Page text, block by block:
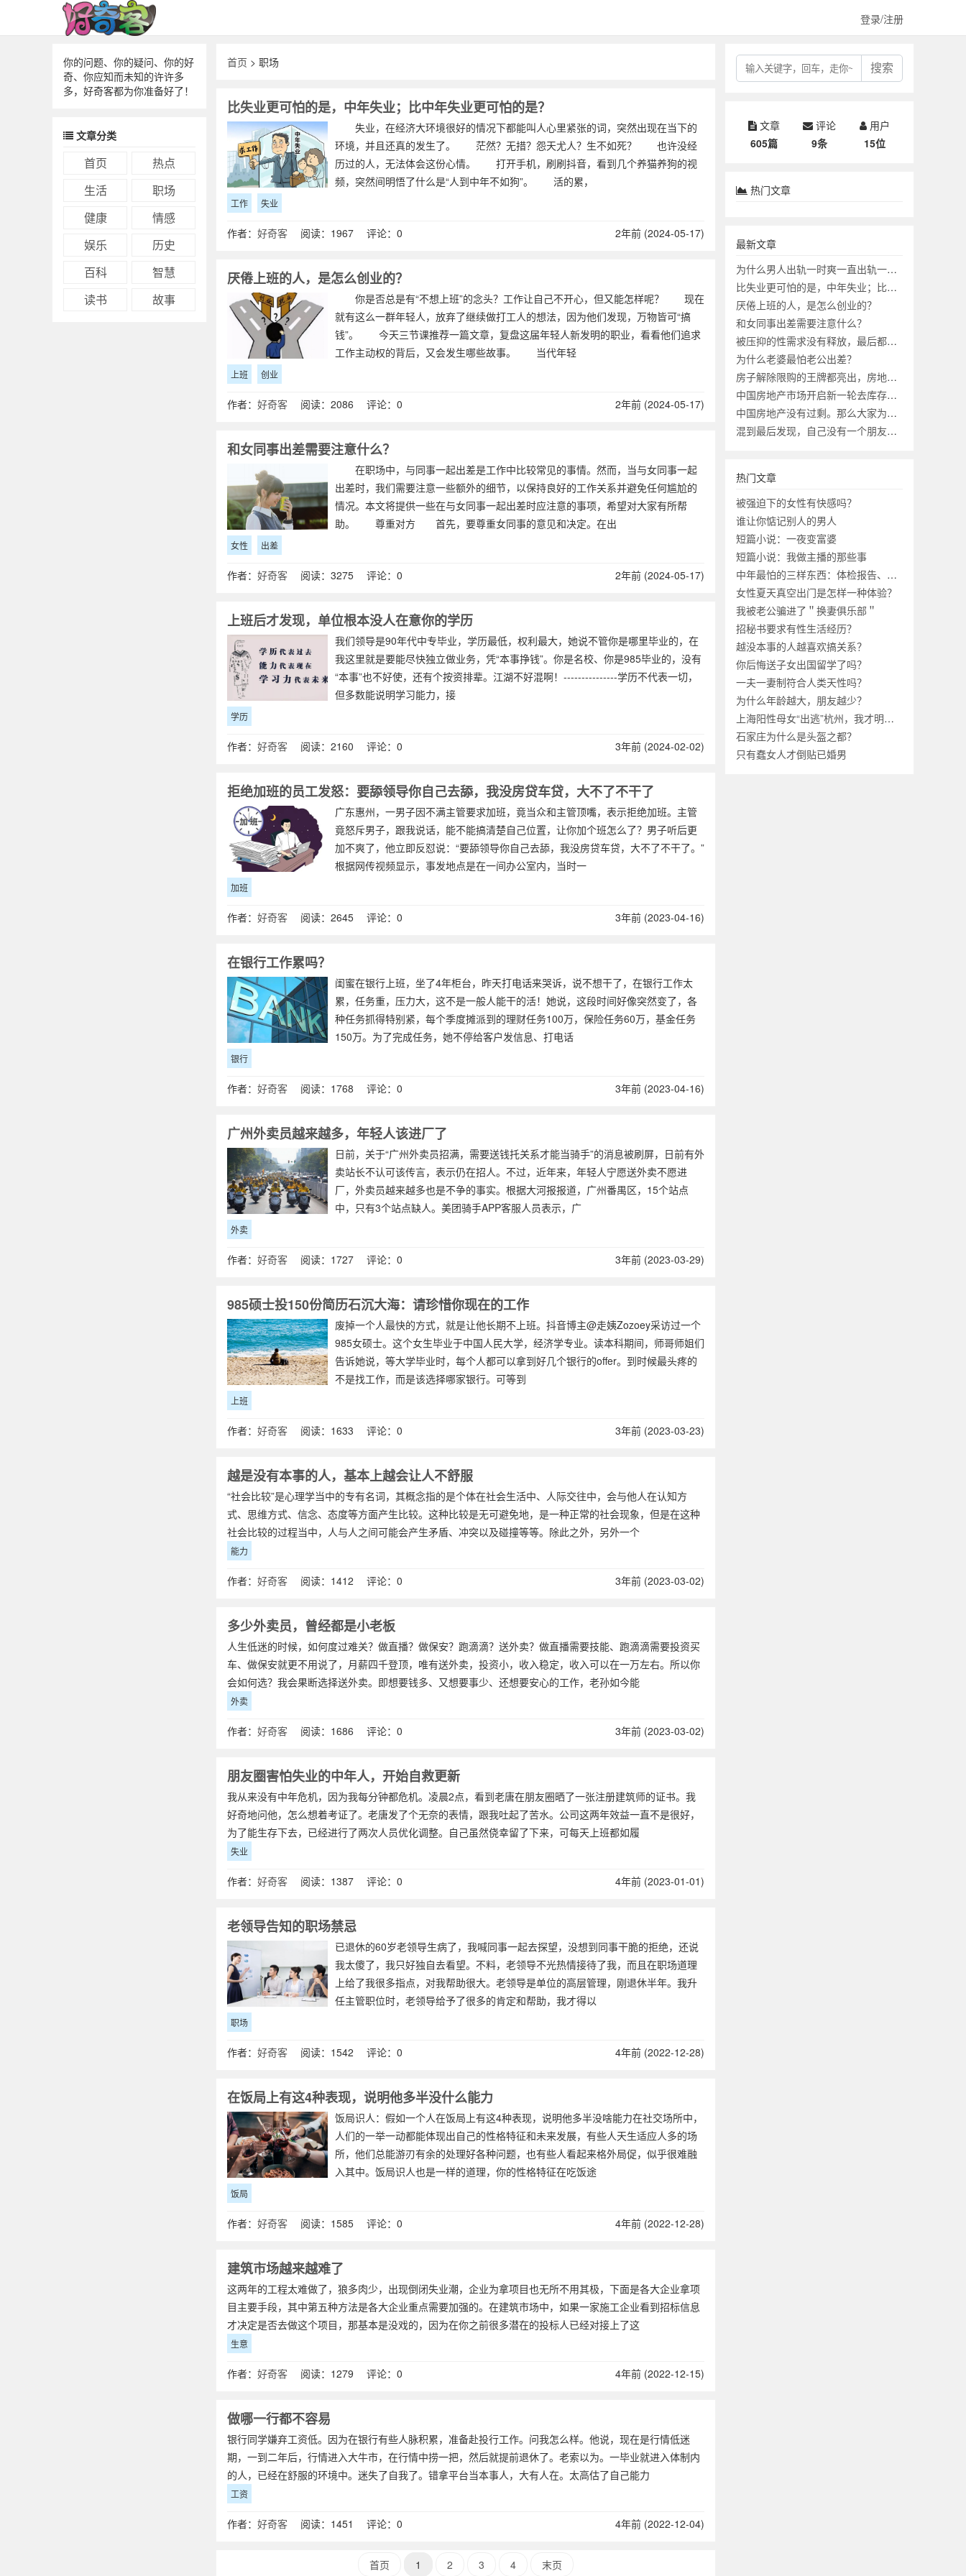
登录/注册
你的问题、你的疑问、你的好
奇、你应知而未知的许许多
多，好奇客都为你准备好了！
文章分类
首页
热点
生活
职场
健康
情感
娱乐
历史
百科
智慧
读书
故事
首页 > 职场
比失业更可怕的是，中年失业；比中年失业更可怕的是？
失业，在经济大环境很好的情况下都能叫人心里紧张的词，突然出现在当下的
环境，并且还真的发生了。 茫然？无措？怨天尤人？生不如死？ 也许没经
历过的人，无法体会这份心情。 打开手机，刷刷抖音，看到几个养猫养狗的视
频，突然间明悟了什么是“人到中年不如狗”。 活的累，
工作 失业
作者： 好奇客 阅读：1967 评论：0 2年前 (2024-05-17)
厌倦上班的人，是怎么创业的？
你是否总是有“不想上班”的念头？工作让自己不开心，但又能怎样呢？ 现在
就有这么一群年轻人，放弃了继续做打工人的想法，因为他们发现，万物皆可“搞
钱”。 今天三节课推荐一篇文章，复盘这届年轻人新发明的职业，看看他们追求
工作主动权的背后，又会发生哪些故事。 当代年轻
上班 创业
作者： 好奇客 阅读：2086 评论：0 2年前 (2024-05-17)
和女同事出差需要注意什么？
在职场中，与同事一起出差是工作中比较常见的事情。然而，当与女同事一起
出差时，我们需要注意一些额外的细节，以保持良好的工作关系并避免任何尴尬的
情况。本文将提供一些在与女同事一起出差时应注意的事项，希望对大家有所帮
助。 尊重对方 首先，要尊重女同事的意见和决定。在出
女性 出差
作者： 好奇客 阅读：3275 评论：0 2年前 (2024-05-17)
​上班后才发现，单位根本没人在意你的学历
我们领导是90年代中专毕业，学历最低，权利最大，她说不管你是哪里毕业的，在
我这里就是要能尽快独立做业务，凭“本事挣钱”。你是名校、你是985毕业的，没有
“本事”也不好使，还有个按资排辈。江湖不好混啊！---------------学历不代表一切，
但多数能说明学习能力，接
学历
作者： 好奇客 阅读：2160 评论：0 3年前 (2024-02-02)
拒绝加班的员工发怒：要舔领导你自己去舔，我没房贷车贷，大不了不干了
广东惠州，一男子因不满主管要求加班，竟当众和主管顶嘴，表示拒绝加班。主管
竟怒斥男子，跟我说话，能不能搞清楚自己位置，让你加个班怎么了？男子听后更
加不爽了，他立即反怼说：“要舔领导你自己去舔，我没房贷车贷，大不了不干了。”
根据网传视频显示，事发地点是在一间办公室内，当时一
加班
作者： 好奇客 阅读：2645 评论：0 3年前 (2023-04-16)
在银行工作累吗？
闺蜜在银行上班，坐了4年柜台，昨天打电话来哭诉，说不想干了，在银行工作太
累，任务重，压力大，这不是一般人能干的活！她说，这段时间好像突然变了，各
种任务抓得特别紧，每个季度摊派到的理财任务100万，保险任务60万，基金任务
150万。为了完成任务，她不停给客户发信息、打电话
银行
作者： 好奇客 阅读：1768 评论：0 3年前 (2023-04-16)
广州外卖员越来越多，年轻人该进厂了
日前，关于“广州外卖员招满，需要送钱托关系才能当骑手”的消息被刷屏，日前有外
卖站长不认可该传言，表示仍在招人。不过，近年来，年轻人宁愿送外卖不愿进
厂，外卖员越来越多也是不争的事实。根据大河报报道，广州番禺区，15个站点
中，只有3个站点缺人。美团骑手APP客服人员表示，广
外卖
作者： 好奇客 阅读：1727 评论：0 3年前 (2023-03-29)
985硕士投150份简历石沉大海：请珍惜你现在的工作
废掉一个人最快的方式，就是让他长期不上班。抖音博主@走姨Zozoey采访过一个
985女硕士。这个女生毕业于中国人民大学，经济学专业。读本科期间，师哥师姐们
告诉她说，等大学毕业时，每个人都可以拿到好几个银行的offer。到时候最头疼的
不是找工作，而是该选择哪家银行。可等到
上班
作者： 好奇客 阅读：1633 评论：0 3年前 (2023-03-23)
越是没有本事的人，基本上越会让人不舒服
“社会比较”是心理学当中的专有名词，其概念指的是个体在社会生活中、人际交往中，会与他人在认知方
式、思维方式、信念、态度等方面产生比较。这种比较是无可避免地，是一种正常的社会现象，但是在这种
社会比较的过程当中，人与人之间可能会产生矛盾、冲突以及碰撞等等。除此之外，另外一个
能力
作者： 好奇客 阅读：1412 评论：0 3年前 (2023-03-02)
多少外卖员，曾经都是小老板
人生低迷的时候，如何度过难关？做直播？做保安？跑滴滴？送外卖？做直播需要技能、跑滴滴需要投资买
车、做保安就更不用说了，月薪四千登顶，唯有送外卖，投资小，收入稳定，收入可以在一万左右。所以你
会如何选？我会果断选择送外卖。即想要钱多、又想要事少、还想要安心的工作，老孙如今能
外卖
作者： 好奇客 阅读：1686 评论：0 3年前 (2023-03-02)
朋友圈害怕失业的中年人，开始自救更新
我从来没有中年危机，因为我每分钟都危机。凌晨2点，看到老唐在朋友圈晒了一张注册建筑师的证书。我
好奇地问他，怎么想着考证了。老唐发了个无奈的表情，跟我吐起了苦水。公司这两年效益一直不是很好，
为了能生存下去，已经进行了两次人员优化调整。自己虽然侥幸留了下来，可每天上班都如履
失业
作者： 好奇客 阅读：1387 评论：0 4年前 (2023-01-01)
老领导告知的职场禁忌
已退休的60岁老领导生病了，我喊同事一起去探望，没想到同事干脆的拒绝，还说
我太傻了，我只好独自去看望。不料，老领导不光热情接待了我，而且在职场道理
上给了我很多指点，对我帮助很大。老领导是单位的高层管理，刚退休半年。我升
任主管职位时，老领导给予了很多的肯定和帮助，我才得以
职场
作者： 好奇客 阅读：1542 评论：0 4年前 (2022-12-28)
在饭局上有这4种表现，说明他多半没什么能力
饭局识人：假如一个人在饭局上有这4种表现，说明他多半没啥能力在社交场所中，
人们的一举一动都能体现出自己的性格特征和未来发展，有些人天生适应人多的场
所，他们总能游刃有余的处理好各种问题，也有些人看起来格外局促，似乎很难融
入其中。饭局识人也是一样的道理，你的性格特征在吃饭途
饭局
作者： 好奇客 阅读：1585 评论：0 4年前 (2022-12-28)
建筑市场越来越难了
这两年的工程太难做了，狼多肉少，出现倒闭失业潮，企业为拿项目也无所不用其极，下面是各大企业拿项
目主要手段，其中第五种方法是各大企业重点需要加强的。在建筑市场中，如果一家施工企业看到招标信息
才决定是否去做这个项目，那基本是没戏的，因为在你之前很多潜在的投标人已经对接上了这
生意
作者： 好奇客 阅读：1279 评论：0 4年前 (2022-12-15)
做哪一行都不容易
银行同学嫌弃工资低。因为在银行有些人脉积累，准备赴投行工作。问我怎么样。他说，现在是行情低迷
期，一到二年后，行情进入大牛市，在行情中捞一把，然后就提前退休了。老索以为。一毕业就进入体制内
的人，已经在舒服的环境中。迷失了自我了。错拿平台当本事人，大有人在。太高估了自己能力
工资
作者： 好奇客 阅读：1451 评论：0 4年前 (2022-12-04)
首页 1 2 3 4 末页
搜索
文章
605篇
评论
9条
用户
15位
热门文章
最新文章
为什么男人出轨一时爽一直出轨一直爽？
比失业更可怕的是，中年失业；比中年失业更可怕的是？
厌倦上班的人，是怎么创业的？
和女同事出差需要注意什么？
被压抑的性需求没有释放，最后都去哪了？
为什么老婆最怕老公出差？
房子解除限购的王牌都亮出，房地产市场会迎来第二春吗？
中国房地产市场开启新一轮去库存有何意义？
中国房地产没有过剩。那么大家为啥不买房？
混到最后发现，自己没有一个朋友，究竟正不正常？
热门文章
被强迫下的女性有快感吗？
谁让你惦记别人的男人
短篇小说：一夜变富婆
短篇小说：我做主播的那些事
中年最怕的三样东西：体检报告、工资条、成绩单
女性夏天真空出门是怎样一种体验？
我被老公骗进了＂换妻俱乐部＂
招秘书要求有性生活经历？
越没本事的人越喜欢搞关系？
你后悔送子女出国留学了吗？
一夫一妻制符合人类天性吗？
为什么年龄越大，朋友越少？
上海阳性母女“出逃”杭州，我才明白中国为什么不能“躺平”？
石家庄为什么是头盔之都？
只有蠢女人才倒贴已婚男